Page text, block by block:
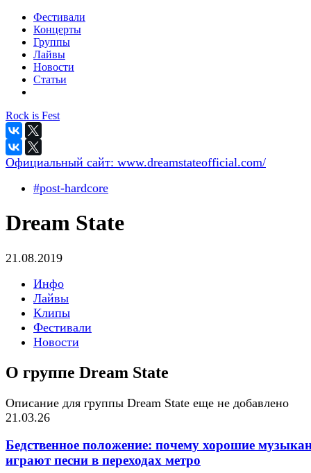
Фестивали
Концерты
Группы
Лайвы
Новости
Статьи
Rock is Fest
Официальный сайт: www.dreamstateofficial.com/
#post-hardcore
Dream State
21.08.2019
Инфо
Лайвы
Клипы
Фестивали
Новости
О группе Dream State
Описание для группы Dream State еще не добавлено
21.03.26
Бедственное положение: почему хорошие
играют песни в переходах метро